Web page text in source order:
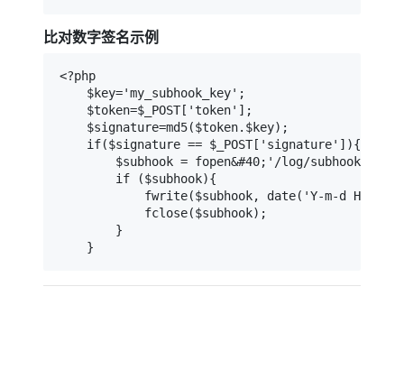
比对数字签名示例
<?php
    $key='my_subhook_key';
    $token=$_POST['token'];
    $signature=md5($token.$key);
    if($signature == $_POST['signature']){
$subhook = fopen&#40;'/log/
        if ($subhook){
fwrite($subhook, date('Y-m-d
            fclose($subhook);
        }
    }